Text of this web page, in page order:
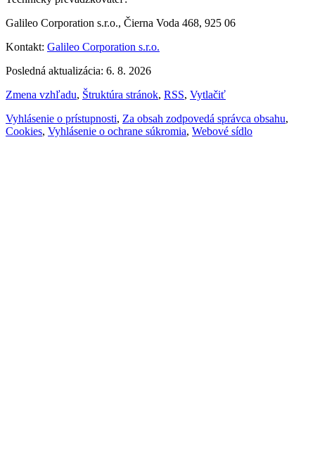
Galileo Corporation s.r.o., Čierna Voda 468, 925 06
Kontakt: Galileo Corporation s.r.o.
Posledná aktualizácia: 6. 8. 2026
Zmena vzhľadu, Štruktúra stránok, RSS, Vytlačiť
Vyhlásenie o prístupnosti, Za obsah zodpovedá správca obsahu,
Cookies, Vyhlásenie o ochrane súkromia, Webové sídlo